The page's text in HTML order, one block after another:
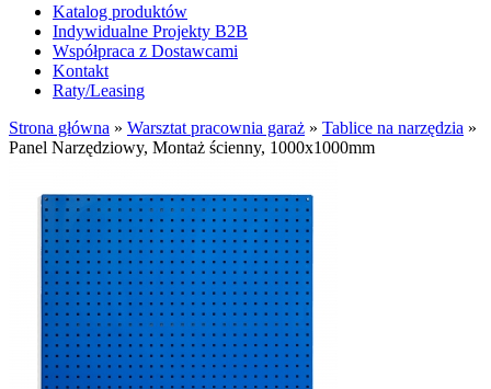
Katalog produktów
Indywidualne Projekty B2B
Współpraca z Dostawcami
Kontakt
Raty/Leasing
Strona główna » Warsztat pracownia garaż » Tablice na narzędzia »
Panel Narzędziowy, Montaż ścienny, 1000x1000mm